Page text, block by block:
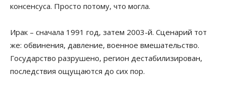
консенсуса. Просто потому, что могла.
Ирак – сначала 1991 год, затем 2003-й. Сценарий тот
же: обвинения, давление, военное вмешательство.
Государство разрушено, регион дестабилизирован,
последствия ощущаются до сих пор.